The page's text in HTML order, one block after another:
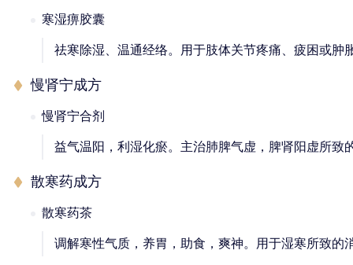
寒湿痹胶囊
祛寒除湿、温通经络。用于肢体关节疼痛、疲困或肿
慢肾宁成方
慢肾宁合剂
益气温阳，利湿化瘀。主治肺脾气虚，脾肾阳虚所
散寒药成方
散寒药茶
调解寒性气质，养胃，助食，爽神。用于湿寒所致的